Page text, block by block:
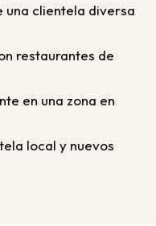
una clientela diversa
restaurantes de
en una zona en
local y nuevos